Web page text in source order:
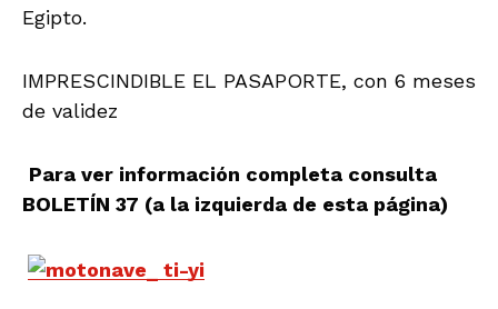
Egipto.
IMPRESCINDIBLE EL PASAPORTE, con 6 meses
de validez
Para ver información completa consulta
BOLETÍN 37 (a la izquierda de esta página)